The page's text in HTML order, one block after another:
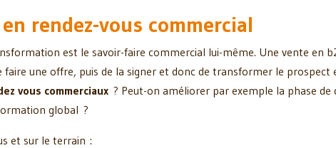
rendez-vous commercial
est le savoir-faire commercial lui-même. Une vente en
une offre, puis de la signer et donc de transformer le prospect
vous commerciaux ? Peut-on améliorer par exemple la phase
global ?
et sur le terrain :